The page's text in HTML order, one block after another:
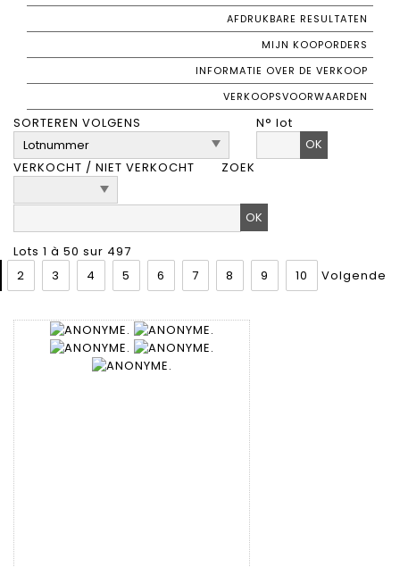
AFDRUKBARE RESULTATEN
MIJN KOOPORDERS
INFORMATIE OVER DE VERKOOP
VERKOOPSVOORWAARDEN
SORTEREN VOLGENS
N° lot
OK
VERKOCHT / NIET VERKOCHT
ZOEK
Lots 1 à 50 sur 497
2
3 4 5 6 7 8 9 10 Volgende